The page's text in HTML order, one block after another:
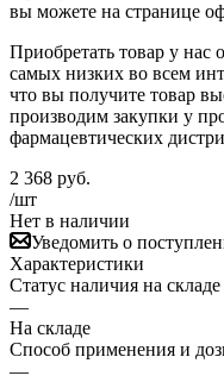
вы можете на странице
Приобретать товар у
самых низких во всем
что вы получите товар
производим закупки у
фармацевтических
2 368 руб.
/шт
Нет в наличии
Уведомить о
Характеристики
Статус наличия на складе
—
На складе
Способ применения и
—